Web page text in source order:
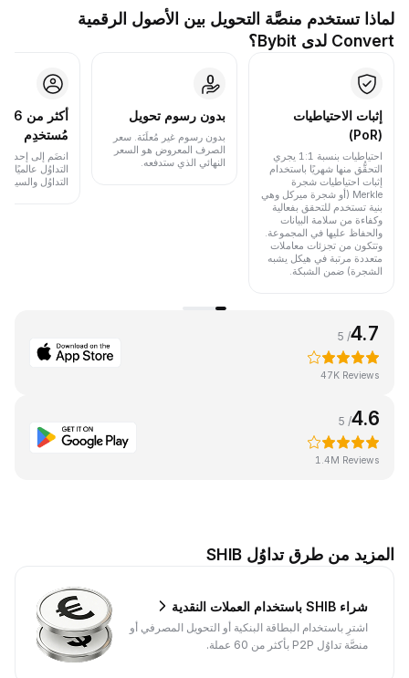
لماذا تستخدم منصَّة التحويل بين الأصول الرقمية
Convert لدى Bybit؟
إثبات الاحتياطيات
(PoR)
احتياطيات بنسبة 1:1 يجري
التحقُّق منها شهريًا باستخدام
إثبات احتياطيات شجرة
Merkle (أو شجرة ميركل وهي
بنية تستخدم للتحقق بفعالية
وكفاءة من سلامة البيانات
والحفاظ عليها في المجموعة.
وتتكون من تجزئات معاملات
متعددة مرتبة في هيكل يشبه
الشجرة) ضمن الشبكة.
بدون رسوم تحويل
بدون رسوم غير مُعلَنَة. سعر
الصرف المعروض هو السعر
النهائي الذي ستدفعه.
مُستخدِم
انضَم إلى إحدى
التداوُل
التداوُل والسيولة.
4.7
/ 5
47K Reviews
4.6
/ 5
1.4M Reviews
المزيد من طرق تداوُل SHIB
شراء SHIB باستخدام العملات النقدية
اشترِ باستخدام البطاقة البنكية أو التحويل المصرفي أو
منصَّة تداوُل P2P بأكثر من 60 عملة.